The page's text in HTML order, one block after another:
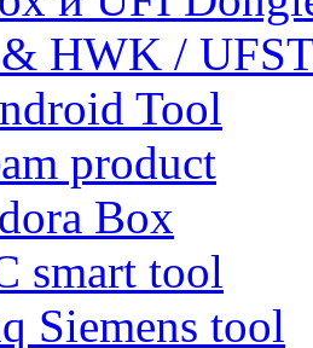
HWK /
Tool
product
Box
smart tool
Siemens tool